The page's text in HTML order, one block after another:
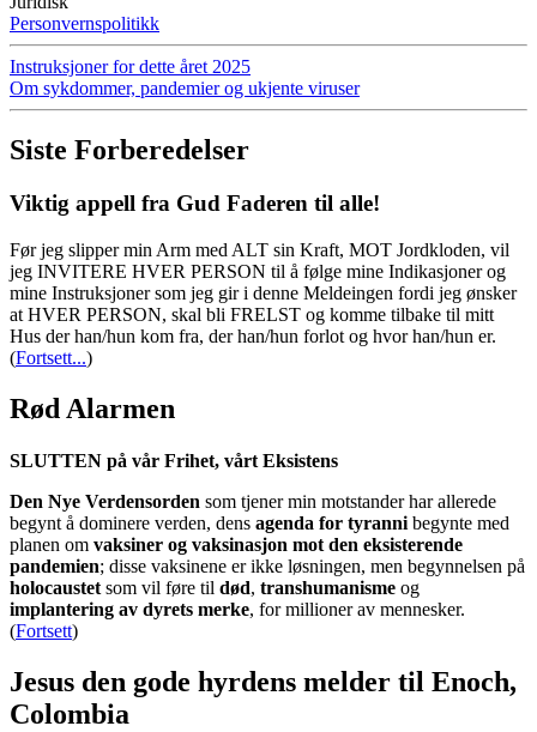
Personvernspolitikk
Instruksjoner for dette året 2025
Om sykdommer, pandemier og ukjente viruser
Siste Forberedelser
Viktig appell fra Gud Faderen til alle!
Før jeg slipper min Arm med ALT sin Kraft, MOT Jordkloden, vil
jeg INVITERE HVER PERSON til å følge mine Indikasjoner og
mine Instruksjoner som jeg gir i denne Meldeingen fordi jeg ønsker
at HVER PERSON, skal bli FRELST og komme tilbake til mitt
Hus der han/hun kom fra, der han/hun forlot og hvor han/hun er.
(Fortsett...)
Rød Alarmen
SLUTTEN på vår Frihet, vårt Eksistens
Den Nye Verdensorden som tjener min motstander har allerede
begynt å dominere verden, dens agenda for tyranni begynte med
planen om vaksiner og vaksinasjon mot den eksisterende
pandemien; disse vaksinene er ikke løsningen, men begynnelsen på
holocaustet som vil føre til død, transhumanisme og
implantering av dyrets merke, for millioner av mennesker.
(Fortsett)
Jesus den gode hyrdens melder til Enoch,
Colombia